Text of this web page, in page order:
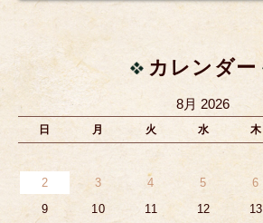
カレンダー
8月 2026
日 月 火 水 木
2
3 4 5 6
9
10 11 12 13